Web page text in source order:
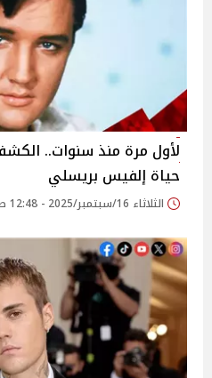
لأول مرة منذ سنوات..
حياة إلفيس بريسلي
الثلاثاء 16/سبتمبر/2025 - 12:48 ص